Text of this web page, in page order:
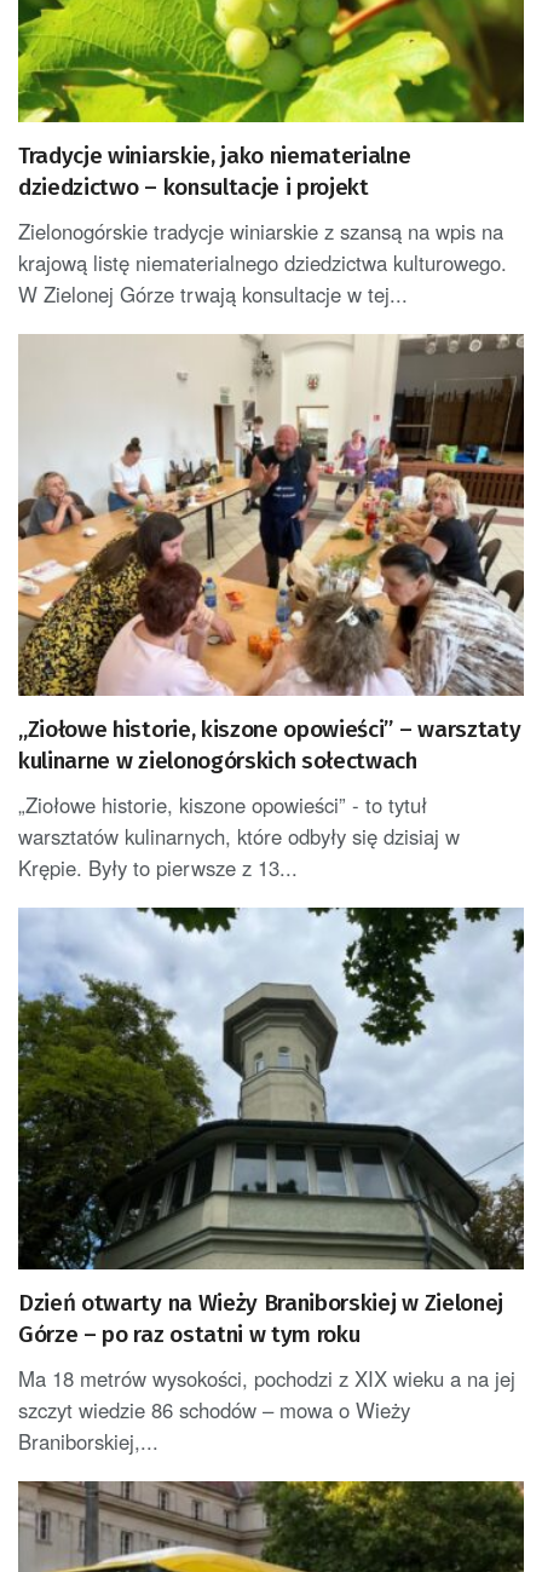
Tradycje winiarskie, jako niematerialne
dziedzictwo – konsultacje i projekt
Zielonogórskie tradycje winiarskie z szansą na wpis na
krajową listę niematerialnego dziedzictwa kulturowego.
W Zielonej Górze trwają konsultacje w tej...
„Ziołowe historie, kiszone opowieści” – warsztaty
kulinarne w zielonogórskich sołectwach
„Ziołowe historie, kiszone opowieści” - to tytuł
warsztatów kulinarnych, które odbyły się dzisiaj w
Krępie. Były to pierwsze z 13...
Dzień otwarty na Wieży Braniborskiej w Zielonej
Górze – po raz ostatni w tym roku
Ma 18 metrów wysokości, pochodzi z XIX wieku a na jej
szczyt wiedzie 86 schodów – mowa o Wieży
Braniborskiej,...